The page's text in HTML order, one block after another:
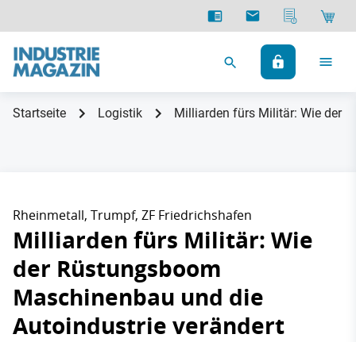
Startseite Logistik Milliarden fürs Militär: Wie der
Rheinmetall, Trumpf, ZF Friedrichshafen
Milliarden fürs Militär: Wie
der Rüstungsboom
Maschinenbau und die
Autoindustrie verändert